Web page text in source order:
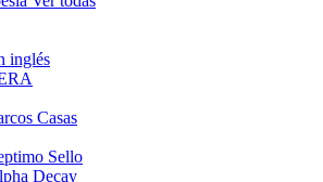
inglés
Casas
Sello
Decay